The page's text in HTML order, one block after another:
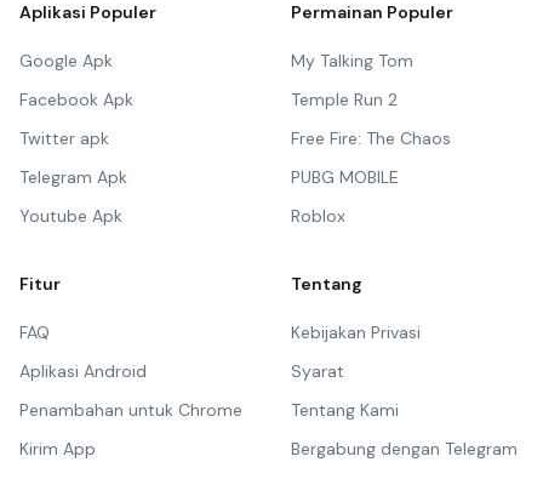
Aplikasi Populer
Google Apk
Facebook Apk
Twitter apk
Telegram Apk
Youtube Apk
Permainan Populer
My Talking Tom
Temple Run 2
Free Fire: The Chaos
PUBG MOBILE
Roblox
Fitur
FAQ
Aplikasi Android
Penambahan untuk Chrome
Kirim App
Tentang
Kebijakan Privasi
Syarat
Tentang Kami
Bergabung dengan Telegram